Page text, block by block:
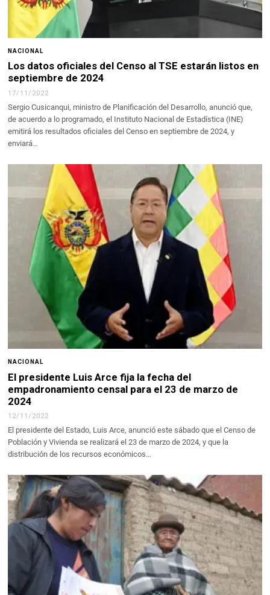
NACIONAL
Los datos oficiales del Censo al TSE estarán listos en
septiembre de 2024
17/11/2022
Sergio Cusicanqui, ministro de Planificación del Desarrollo, anunció que,
de acuerdo a lo programado, el Instituto Nacional de Estadística (INE)
emitirá los resultados oficiales del Censo en septiembre de 2024, y
enviará…
NACIONAL
El presidente Luis Arce fija la fecha del
empadronamiento censal para el 23 de marzo de
2024
12/11/2022
El presidente del Estado, Luis Arce, anunció este sábado que el Censo de
Población y Vivienda se realizará el 23 de marzo de 2024, y que la
distribución de los recursos económicos…